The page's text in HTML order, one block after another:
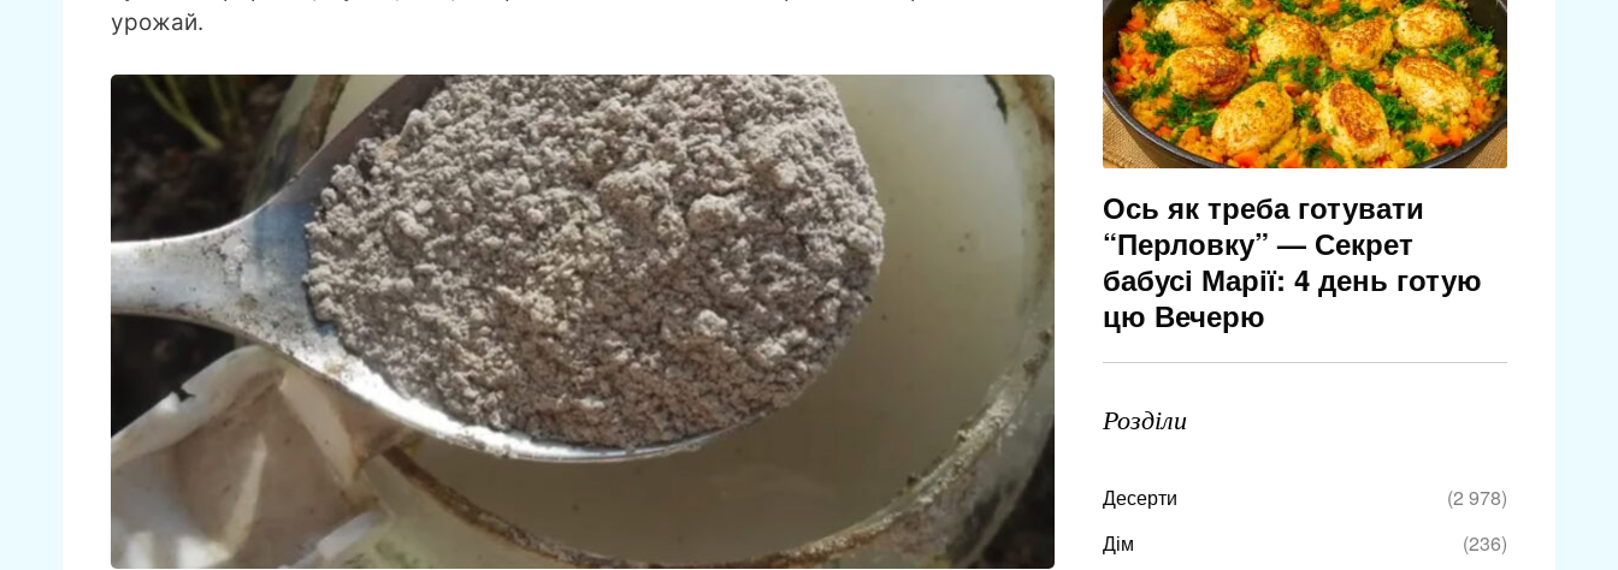
урожай.
Ось як треба готувати
“Перловку” — Секрет
бабусі Марії: 4 день готую
цю Вечерю
Розділи
Десерти
(2 978)
Дім
(236)